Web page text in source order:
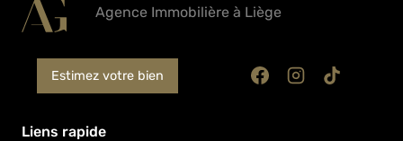
Agence Immobilière à Liège
Estimez votre bien
Liens rapide